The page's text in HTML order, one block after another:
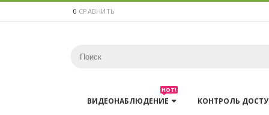
0 СРАВНИТЬ
ВИДЕОНАБЛЮДЕНИЕ
HOT!
КОНТРОЛЬ